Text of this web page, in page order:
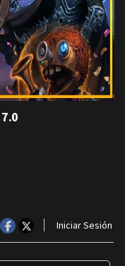
Iniciar Sesión